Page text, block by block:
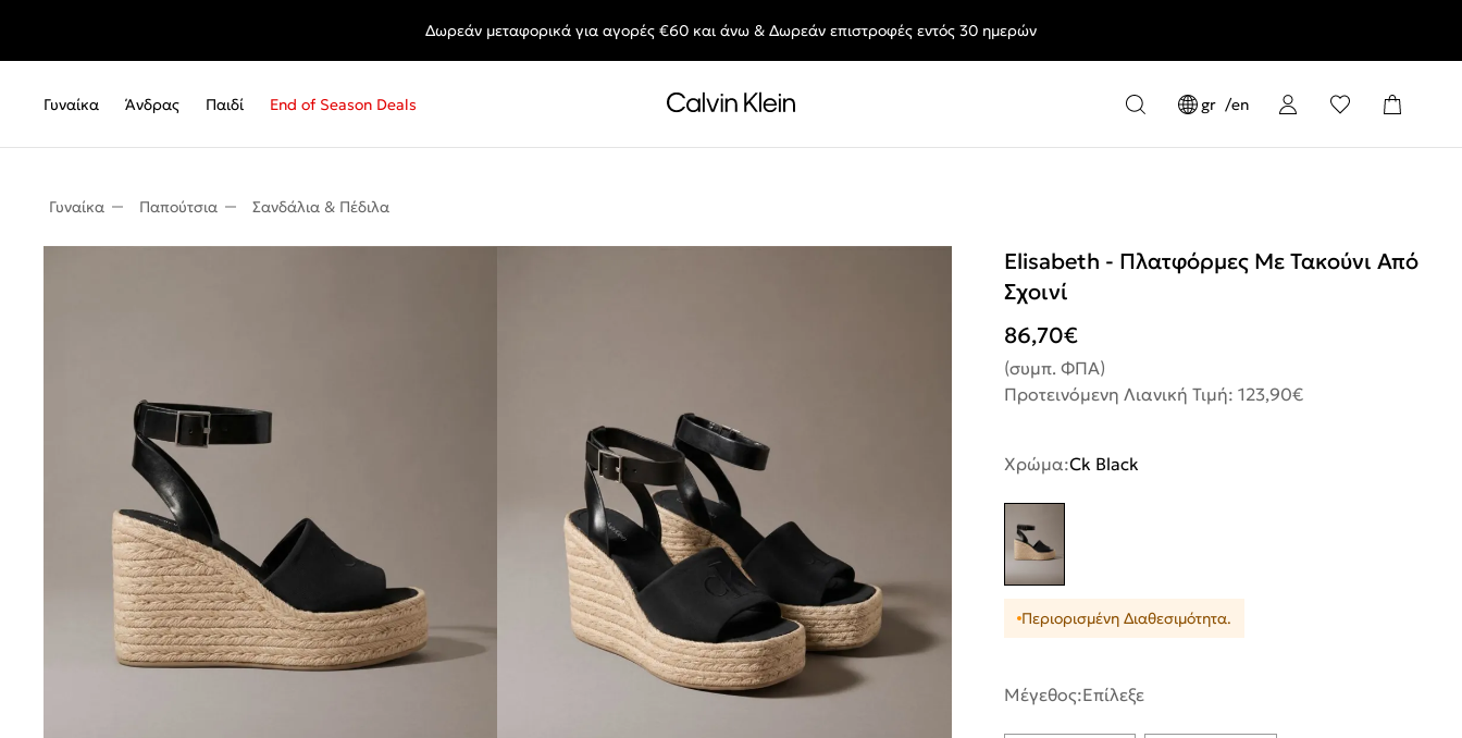
End of Season Deals: Αγαπημένα styles, στις τιμές που θες.
Δωρεάν μεταφορικά για αγορές €60 και άνω & Δωρεάν επιστροφές εντός 30 ημερών
Γυναίκα Άνδρας Παιδί End of Season Deals gr en
Γυναίκα Παπούτσια Σανδάλια & Πέδιλα
Elisabeth - Πλατφόρμες Με Τακούνι Από
Σχοινί
86,70€
(συμπ. ΦΠΑ)
Προτεινόμενη Λιανική Τιμή: 123,90€
Χρώμα:Ck Black
Περιορισμένη Διαθεσιμότητα.
Μέγεθος:Επίλεξε